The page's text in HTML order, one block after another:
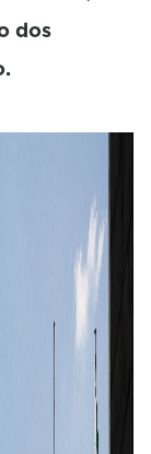
dos